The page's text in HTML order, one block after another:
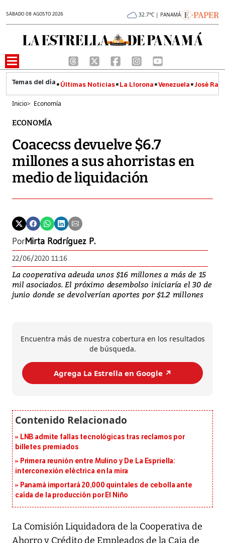
SÁBADO 08 AGOSTO 2026 32.7°C | PANAMÁ
Últimas Noticias La Llorona Venezuela José
Inicio> Economía
ECONOMÍA
Coacecss devuelve $6.7
millones a sus ahorristas en
medio de liquidación
PorMirta Rodríguez P.
22/06/2020 11:16
La cooperativa adeuda unos $16 millones a más de 15
mil asociados. El próximo desembolso iniciaría el 30 de
junio donde se devolverían aportes por $1.2 millones
Encuentra más de nuestra cobertura en los resultados
de búsqueda.
Agrega La Estrella en Google ↗️
LNB admite fallas tecnológicas tras reclamos por
billetes premiados
Primera reunión entre Mulino y De La Espriella:
interconexión eléctrica en la mira
Panamá importará 20,000 quintales de cebolla ante
caída de la producción por El Niño
La Comisión Liquidadora de la Cooperativa de
Ahorro y Crédito de Empleados de la Caja de